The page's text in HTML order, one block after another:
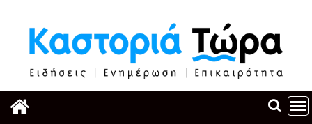
περιεχόμενο